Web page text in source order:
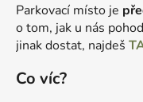
Parkovací místo je
o tom, jak u nás
jinak dostat, najdeš
Co víc?